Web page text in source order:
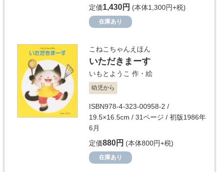
定価1,430円 (本体1,300円+税)
在庫あり
こねこちゃんえほん
いただきまーす
いもとようこ 作・絵
幼児から
ISBN978-4-323-00958-2 /
19.5×16.5cm / 31ページ / 初版1986年
6月
定価880円 (本体800円+税)
在庫あり